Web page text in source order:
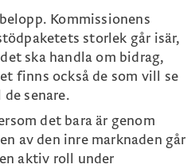
Kommissionens
storlek går isär,
ska handla om bidrag,
finns också de som vill se
senare.
det bara är genom
av den inre marknaden går
aktiv roll under